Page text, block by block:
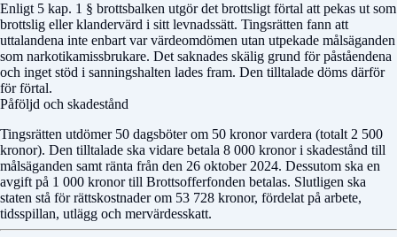
Enligt 5 kap. 1 § brottsbalken utgör det brottsligt förtal att pekas ut som
brottslig eller klandervärd i sitt levnadssätt. Tingsrätten fann att
uttalandena inte enbart var värdeomdömen utan utpekade målsäganden
som narkotikamissbrukare. Det saknades skälig grund för påståendena
och inget stöd i sanningshalten lades fram. Den tilltalade döms därför
för förtal.
Påföljd och skadestånd
Tingsrätten utdömer 50 dagsböter om 50 kronor vardera (totalt 2 500
kronor). Den tilltalade ska vidare betala 8 000 kronor i skadestånd till
målsäganden samt ränta från den 26 oktober 2024. Dessutom ska en
avgift på 1 000 kronor till Brottsofferfonden betalas. Slutligen ska
staten stå för rättskostnader om 53 728 kronor, fördelat på arbete,
tidsspillan, utlägg och mervärdesskatt.